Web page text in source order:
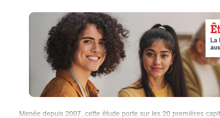
Menée depuis 2007, cette étude porte sur les 20 premières